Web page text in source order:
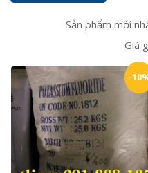
Sản phẩm mới
Giá
-